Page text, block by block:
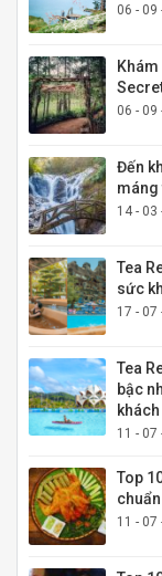
06 - 09
06 - 09
Đến
máng
14 - 03
Tea
sức
17 - 07
Tea
bậc
khách
11 - 07
Top
11 - 07